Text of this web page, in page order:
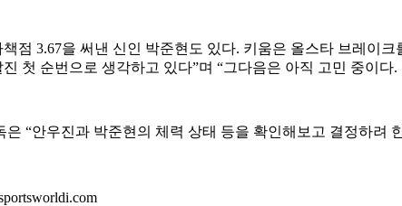
점 3.67을 써낸 신인 박준현도 있다. 키움은 올스타 브레이
첫 순번으로 생각하고 있다”며 “그다음은 아직 고민 중이
“안우진과 박준현의 체력 상태 등을 확인해보고 결정하려